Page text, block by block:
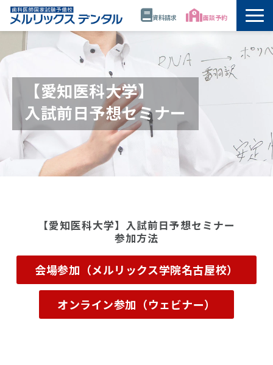
資料請求 面談予約
トップ
公開講座・模試・セミナー
年間スケジュール
代表・佐藤正憲
資料請求
【愛知医科大学】
入試前日予想セミナー
【愛知医科大学】入試前日予想セミナー
参加方法
会場参加（メルリックス学院名古屋校）
オンライン参加（ウェビナー）